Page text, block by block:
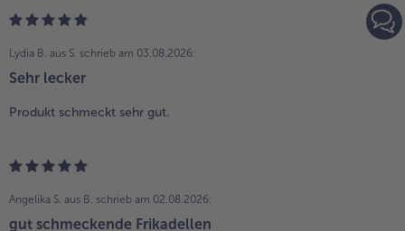
Lydia B. aus S. schrieb am 03.08.2026:
Sehr lecker
Produkt schmeckt sehr gut.
Angelika S. aus B. schrieb am 02.08.2026:
gut schmeckende Frikadellen